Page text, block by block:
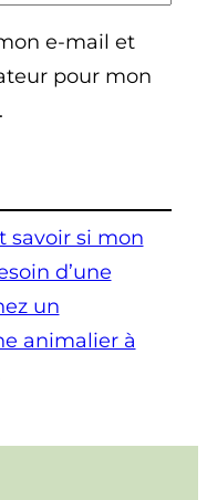
e-mail et
pour mon
savoir si mon
d’une
un
animalier à